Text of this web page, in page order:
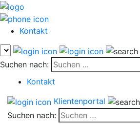
Kontakt
Suchen nach:
Kontakt
Klientenportal
Suchen nach: